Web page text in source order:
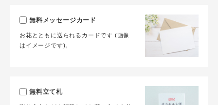
無料メッセージカード
お花とともに送られるカードです (画像
はイメージです)。
無料立て札